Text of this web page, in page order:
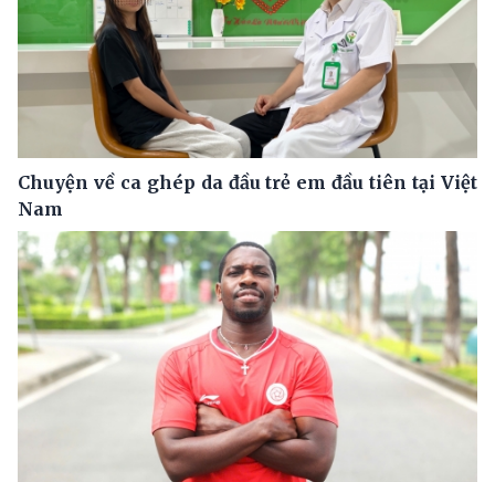
Chuyện về ca ghép da đầu trẻ em đầu tiên tại Việt
Nam